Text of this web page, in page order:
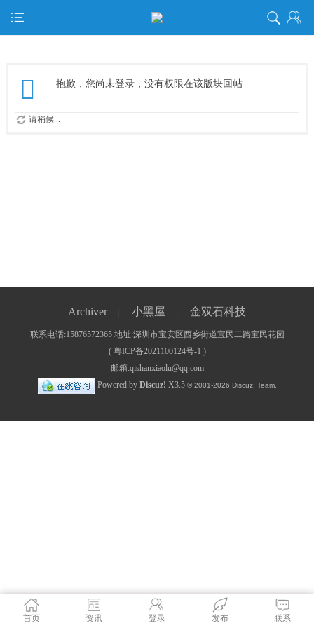
抱歉，您尚未登录，没有权限在该版块回帖
请稍候...
Archiver 小黑屋 金双石科技
联系电话:15876572365 地址:深圳市宝安区西乡街道宝民二路宝民花园
( 粤ICP备2021100124号-1 )
邮箱:qishanxiaolu@qq.com
Powered by Discuz! X3.5 © 2001-2026 Discuz! Team.
首页 资讯 登录 发布 联系